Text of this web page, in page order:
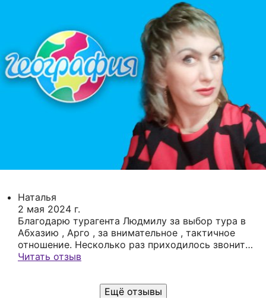
Наталья
2 мая 2024 г.
Благодарю турагента Людмилу за выбор тура в
Абхазию , Арго , за внимательное , тактичное
отношение. Несколько раз приходилось звонить
и уточнять некоторые детали по путевке, всегда
Читать отзыв
Ещё отзывы